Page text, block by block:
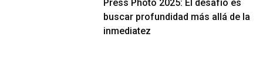
Press Photo 2025: El desafío es
buscar profundidad más allá de la
inmediatez